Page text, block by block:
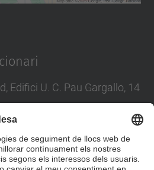
Accepta
Edifici U. C. Pau Gargallo, 14